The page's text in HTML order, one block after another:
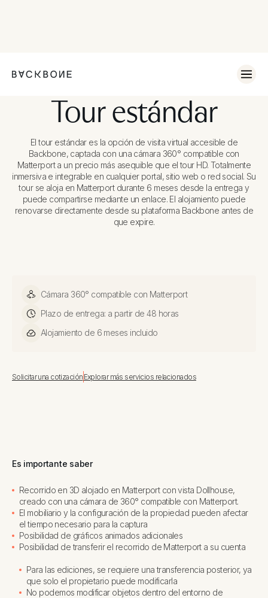
Tour estándar
El tour estándar es la opción de visita virtual accesible de
Backbone, captada con una cámara 360° compatible con
Matterport a un precio más asequible que el tour HD. Totalmente
inmersiva e integrable en cualquier portal, sitio web o red social. Su
tour se aloja en Matterport durante 6 meses desde la entrega y
puede compartirse mediante un enlace. El alojamiento puede
renovarse directamente desde su plataforma Backbone antes de
que expire.
Cámara 360° compatible con Matterport
Plazo de entrega: a partir de 48 horas
Alojamiento de 6 meses incluido
Solicitar una cotización Explorar más servicios relacionados
Es importante saber
Recorrido en 3D alojado en Matterport con vista Dollhouse,
creado con una cámara de 360° compatible con Matterport.
El mobiliario y la configuración de la propiedad pueden afectar
el tiempo necesario para la captura
Posibilidad de gráficos animados adicionales
Posibilidad de transferir el recorrido de Matterport a su cuenta
Para las ediciones, se requiere una transferencia posterior, ya
que solo el propietario puede modificarla
No podemos modificar objetos dentro del entorno de